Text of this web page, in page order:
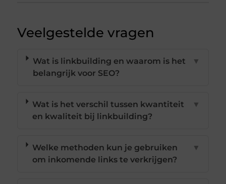
Veelgestelde vragen
Wat is linkbuilding en waarom is het
belangrijk voor SEO?
▼
Wat is het verschil tussen kwantiteit
en kwaliteit bij linkbuilding?
▼
Welke methoden kun je gebruiken
om inkomende links te verkrijgen?
▼